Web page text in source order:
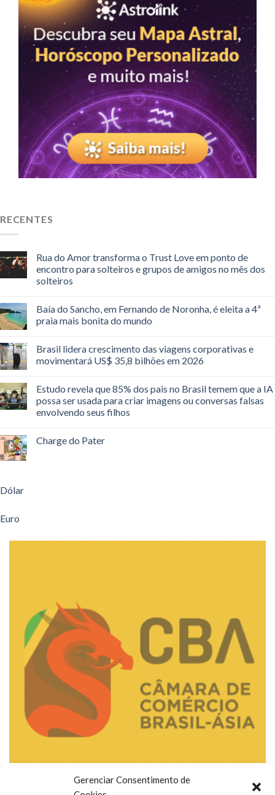
Gerenciar Consentimento de
RECENTES
Rua do Amor transforma o Trust Love em ponto de
encontro para solteiros e grupos de amigos no mês dos
solteiros
Baía do Sancho, em Fernando de Noronha, é eleita a 4ª
praia mais bonita do mundo
Brasil lidera crescimento das viagens corporativas e
movimentará US$ 35,8 bilhões em 2026
Estudo revela que 85% dos pais no Brasil temem que a IA
possa ser usada para criar imagens ou conversas falsas
envolvendo seus filhos
Charge do Pater
Dólar
Euro